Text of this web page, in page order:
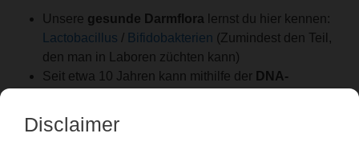
Unsere gesunde Darmflora lernst du hier kennen:
Lactobacillus / Bifidobakterien (Zumindest den Teil,
den man in Laboren züchten kann)
Seit etwa 10 Jahren kann mithilfe der DNA-
werden immer mehr anaerobe (ohne Sauerstoff
lebende) Darmbakterien mithilfe der Bioinformatik
Disclaimer